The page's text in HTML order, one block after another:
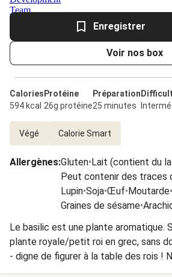
Enregistrer
Voir nos box
Calories
594 kcal
Protéine
26g protéine
Préparation
25 minutes
Végé Calorie Smart
Allergènes:Gluten•Lait (contient du
Peut contenir des traces
Lupin•Soja•Œuf•Moutarde•
Graines de sésame•
Le basilic est une plante aromatique.
plante royale/petit roi en grec, sans
- digne de figurer à la table des rois !
Smart contiennent plus de 250 g de